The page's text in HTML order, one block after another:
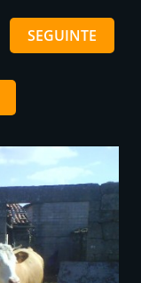
SEGUINTE